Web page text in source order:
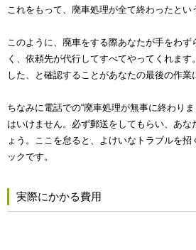
これをもって、廃車処理が全て終わったと
このように、廃車をする際あなたが手をわず
く、依頼先が代行してすべてやってくれます
した、と確認することがあなたの最後の作業
ちなみに電話での“廃車処理が無事に終わり
はいけません。必ず郵送をしてもらい、あな
ょう。ここを怠ると、よけいなトラブルを
ックです。
実際にかかる費用